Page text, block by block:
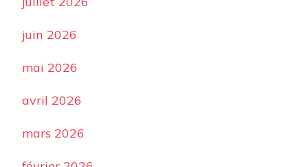
juin 2026
mai 2026
avril 2026
mars 2026